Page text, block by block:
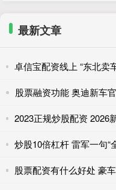
最新文章
股票融资功能 奥迪新车